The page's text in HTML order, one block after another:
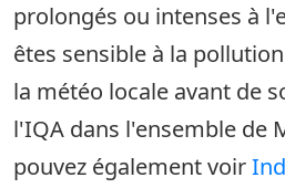
prolongés ou intenses à
êtes sensible à la
la météo locale avant de
l'IQA dans l'ensemble de
pouvez également voir